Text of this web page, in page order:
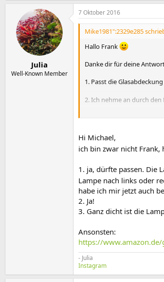
Julia
Well-Known Member
7 Oktober 2016
Mike1981":2329e285
Hallo Frank
Danke dir für deine
1. Passt die
2. Ich nehme an durch
3. Da du sie ja nun ca. ein
Hi Michael,
ich bin zwar nicht Frank,
1. ja, dürfte passen. Die
Lampe nach links oder
habe ich mir jetzt auch
2. Ja!
3. Ganz dicht ist die
Ansonsten:
https://www.amazon.de/
- Julia
Instagram